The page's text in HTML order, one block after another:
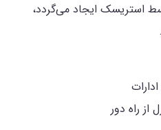
استریسک ایجاد می‌گردد،
از راه دور